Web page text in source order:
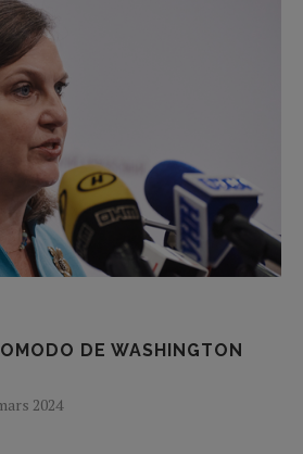
DE WASHINGTON
2024